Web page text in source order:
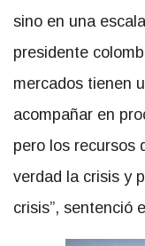
sino en una
presidente
mercados tienen
acompañar en
pero los recursos
verdad la crisis y
crisis”, sentenció